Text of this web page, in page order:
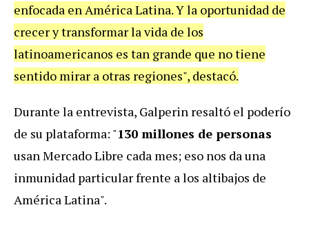
enfocada en América Latina. Y la oportunidad de
crecer y transformar la vida de los
latinoamericanos es tan grande que no tiene
sentido mirar a otras regiones", destacó.
Durante la entrevista, Galperin resaltó el poderío
de su plataforma: "130 millones de personas
usan Mercado Libre cada mes; eso nos da una
inmunidad particular frente a los altibajos de
América Latina".